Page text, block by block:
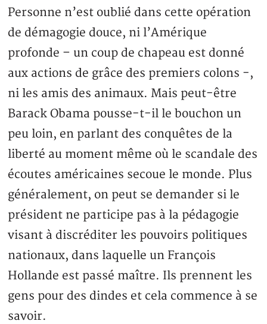
Personne n’est oublié dans cette opération
de démagogie douce, ni l’Amérique
profonde – un coup de chapeau est donné
aux actions de grâce des premiers colons -,
ni les amis des animaux. Mais peut-être
Barack Obama pousse-t-il le bouchon un
peu loin, en parlant des conquêtes de la
liberté au moment même où le scandale des
écoutes américaines secoue le monde. Plus
généralement, on peut se demander si le
président ne participe pas à la pédagogie
visant à discréditer les pouvoirs politiques
nationaux, dans laquelle un François
Hollande est passé maître. Ils prennent les
gens pour des dindes et cela commence à se
savoir.